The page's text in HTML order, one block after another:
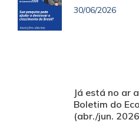
30/06/2026
Já está no ar
Boletim do
(abr./jun.